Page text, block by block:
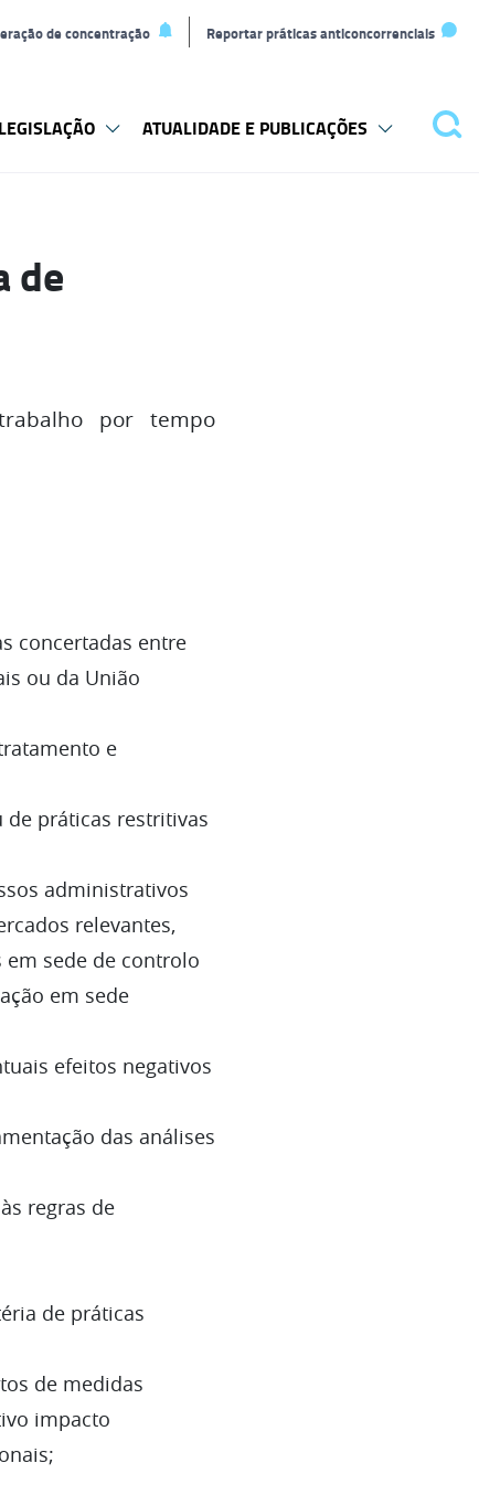
de concentração Reportar práticas anticoncorrenciais
ATUALIDADE E PUBLICAÇÕES
de
por tempo
concertadas entre
ou da União
e
práticas restritivas
administrativos
relevantes,
sede de controlo
em sede
efeitos negativos
das análises
regras de
de práticas
de medidas
impacto